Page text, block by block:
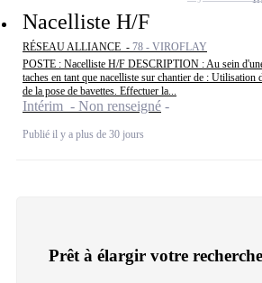
Nacelliste H/F
RÉSEAU ALLIANCE - 78 - VIROFLAY
POSTE : Nacelliste H/F DESCRIPTION : Au sein
taches en tant que nacelliste sur chantier de : Utilisation
de la pose de bavettes. Effectuer la...
Intérim - Non renseigné
Publié il y a plus de 30 jours
Prêt à élargir votre